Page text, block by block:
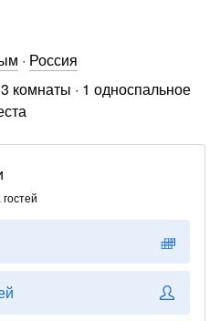
· Россия
3 комнаты · 1 односпальное